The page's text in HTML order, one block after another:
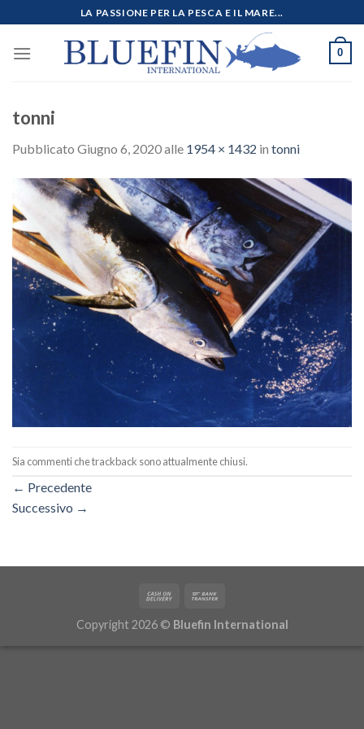
ai
contenuti
LA PASSIONE PER LA PESCA E IL MARE...
0
tonni
Pubblicato Giugno 6, 2020alle 1954 × 1432 in tonni
Sia commenti che trackback sono attualmente chiusi.
← Precedente
Successivo →
Copyright 2026 © Bluefin International